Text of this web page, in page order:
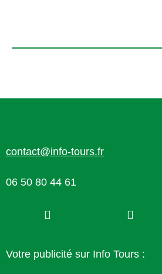
contact@info-tours.fr
06 50 80 44 61
Votre publicité sur Info Tours :